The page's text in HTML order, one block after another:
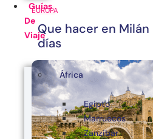
EUROPA
Que hacer en Milán
días
Guías
De
Viaje
África
Egipto
Marruecos
Zanzibar